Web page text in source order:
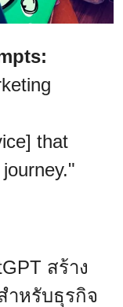
that
สร้าง
ำหรับธุรกิจ